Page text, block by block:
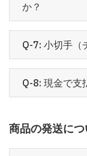
か？
Q-7: 小切手（
Q-8: 現金で支
商品の発送につ